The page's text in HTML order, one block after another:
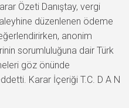
Özeti Danıştay, vergi
düzenlenen ödeme
anonim
sorumluluğuna dair Türk
göz önünde
Karar İçeriği T.C. D A N